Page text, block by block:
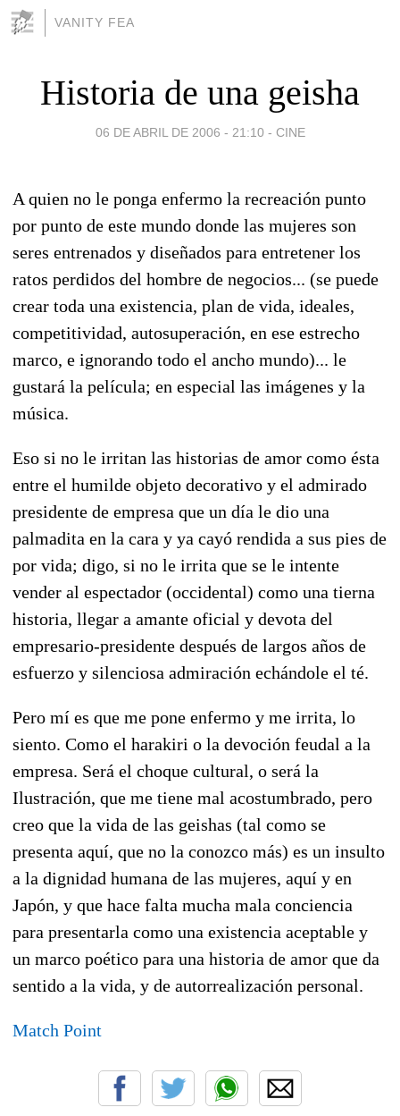
VANITY FEA
Historia de una geisha
06 DE ABRIL DE 2006 - 21:10 - CINE
A quien no le ponga enfermo la recreación punto
por punto de este mundo donde las mujeres son
seres entrenados y diseñados para entretener los
ratos perdidos del hombre de negocios... (se puede
crear toda una existencia, plan de vida, ideales,
competitividad, autosuperación, en ese estrecho
marco, e ignorando todo el ancho mundo)... le
gustará la película; en especial las imágenes y la
música.
Eso si no le irritan las historias de amor como ésta
entre el humilde objeto decorativo y el admirado
presidente de empresa que un día le dio una
palmadita en la cara y ya cayó rendida a sus pies de
por vida; digo, si no le irrita que se le intente
vender al espectador (occidental) como una tierna
historia, llegar a amante oficial y devota del
empresario-presidente después de largos años de
esfuerzo y silenciosa admiración echándole el té.
Pero mí es que me pone enfermo y me irrita, lo
siento. Como el harakiri o la devoción feudal a la
empresa. Será el choque cultural, o será la
Ilustración, que me tiene mal acostumbrado, pero
creo que la vida de las geishas (tal como se
presenta aquí, que no la conozco más) es un insulto
a la dignidad humana de las mujeres, aquí y en
Japón, y que hace falta mucha mala conciencia
para presentarla como una existencia aceptable y
un marco poético para una historia de amor que da
sentido a la vida, y de autorrealización personal.
Match Point